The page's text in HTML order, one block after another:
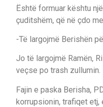
Është formuar kështu
çuditshëm, që në çdo
-Të largojmë Berishën
Jo të largojmë Ramën,
veçse po trash zullumin.
Fajin e paska Berisha,
korrupsionin, trafiqet etj,